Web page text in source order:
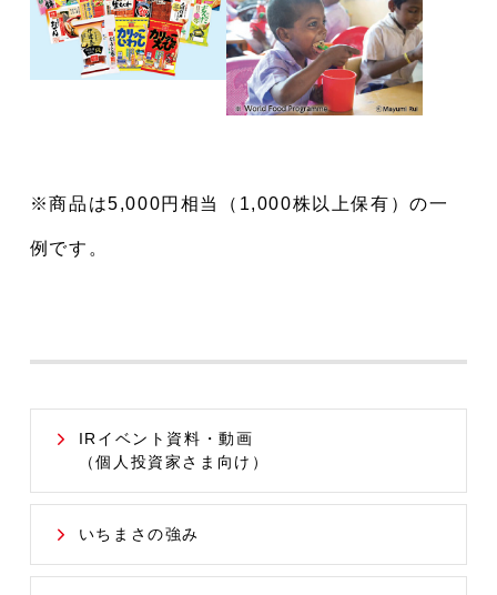
※商品は5,000円相当（1,000株以上保有）の一
例です。
IRイベント資料・動画
（個人投資家さま向け）
いちまさの強み